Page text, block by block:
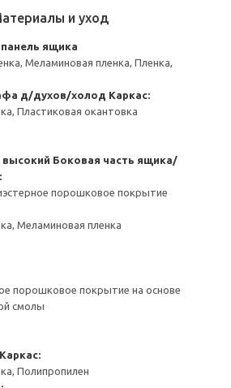
и уход
ящика
Меламиновая пленка, Пленка,
д/духов/холод Каркас:
Пластиковая окантовка
Боковая часть ящика/
порошковое покрытие
Меламиновая пленка
порошковое покрытие на основе
смолы
Каркас:
Полипропилен